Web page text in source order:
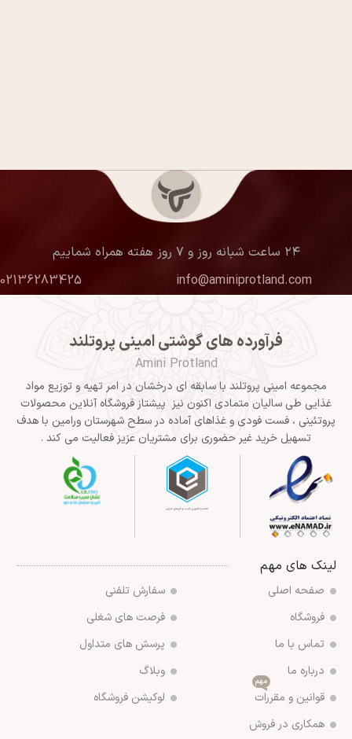
۲۴ ساعت شبانه روز و ۷ روز هفته همراه شماییم
info@aminiprotland.com
02136283425
فرآورده های گوشتی امینی پروتلند
Amini Protland
مجموعه امینی پروتلند با سابقه ای درخشان در امر تهیه و توزیع مواد
غذایی طی سالیان متمادی اکنون نیز پیشتاز فروشگاه آنلاین محصولات
پروتئینی ، فست فودی و غذاهای آماده در سطح شهرستان ورامین با هدف
تسهیل خرید غیر حضوری برای مشتریان عزیز فعالیت می کند .
لینک های مهم
صفحه اصلی
فروشگاه
تماس با ما
درباره ما
قوانین و مقررات
مهم
همکاری در فروش
سفارش تلفنی
فرصت های شغلی
پرسش های متداول
وبلاگ
لوکیشن فروشگاه